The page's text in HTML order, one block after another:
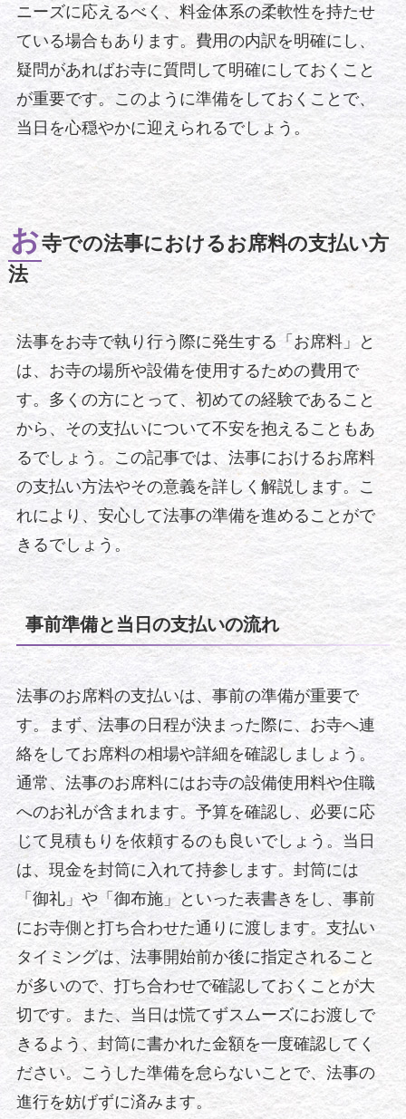
ニーズに応えるべく、料金体系の柔軟性を持たせ
ている場合もあります。費用の内訳を明確にし、
疑問があればお寺に質問して明確にしておくこと
が重要です。このように準備をしておくことで、
当日を心穏やかに迎えられるでしょう。
お寺での法事におけるお席料の支払い方
法
法事をお寺で執り行う際に発生する「お席料」と
は、お寺の場所や設備を使用するための費用で
す。多くの方にとって、初めての経験であること
から、その支払いについて不安を抱えることもあ
るでしょう。この記事では、法事におけるお席料
の支払い方法やその意義を詳しく解説します。こ
れにより、安心して法事の準備を進めることがで
きるでしょう。
事前準備と当日の支払いの流れ
法事のお席料の支払いは、事前の準備が重要で
す。まず、法事の日程が決まった際に、お寺へ連
絡をしてお席料の相場や詳細を確認しましょう。
通常、法事のお席料にはお寺の設備使用料や住職
へのお礼が含まれます。予算を確認し、必要に応
じて見積もりを依頼するのも良いでしょう。当日
は、現金を封筒に入れて持参します。封筒には
「御礼」や「御布施」といった表書きをし、事前
にお寺側と打ち合わせた通りに渡します。支払い
タイミングは、法事開始前か後に指定されること
が多いので、打ち合わせで確認しておくことが大
切です。また、当日は慌てずスムーズにお渡しで
きるよう、封筒に書かれた金額を一度確認してく
ださい。こうした準備を怠らないことで、法事の
進行を妨げずに済みます。